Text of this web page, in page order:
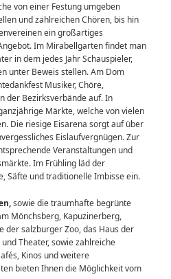
von einer Festung umgeben
und zahlreichen Chören, bis hin
ein großartiges
Im Mirabellgarten findet man
in dem jedes Jahr Schauspieler,
unter Beweis stellen. Am Dom
Musiker, Chöre,
der Bezirksverbände auf. In
Märkte, welche von vielen
Die riesige Eisarena sorgt auf über
Eislaufvergnügen. Zur
Veranstaltungen und
Im Frühling läd der
Säfte und traditionelle Imbisse ein.
sowie die traumhafte begrünte
Mönchsberg, Kapuzinerberg,
der salzburger Zoo, das Haus der
Theater, sowie zahlreiche
Kinos und weitere
bieten Ihnen die Möglichkeit vom